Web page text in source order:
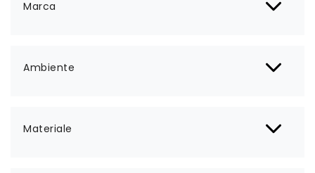
Marca
Ambiente
Materiale